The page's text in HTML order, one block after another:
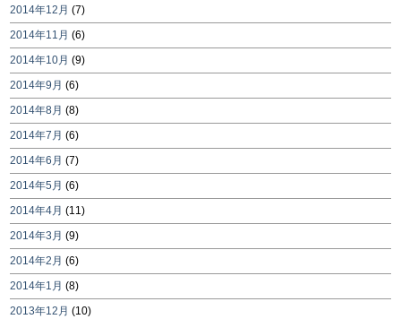
2014年12月 (7)
2014年11月 (6)
2014年10月 (9)
2014年9月 (6)
2014年8月 (8)
2014年7月 (6)
2014年6月 (7)
2014年5月 (6)
2014年4月 (11)
2014年3月 (9)
2014年2月 (6)
2014年1月 (8)
2013年12月 (10)